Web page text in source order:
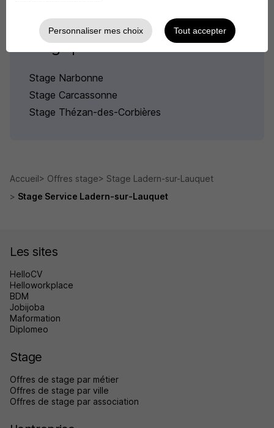
Stage par ville en Aude
Stage Narbonne
Stage Carcassonne
Stage Thézan-des-Corbières
Accueil Offres stage
Stage Ladern-sur-Lauquet
Stage Service Ladern-sur-Lauquet
Les sites
HelloCV
Helloworkplace
BDM
Jobijoba
Maformation
Diplomeo
Stage
Offres de stage par métier
Offres de stage par ville
Offres de stage par association
Personnaliser mes choix Tout accepter